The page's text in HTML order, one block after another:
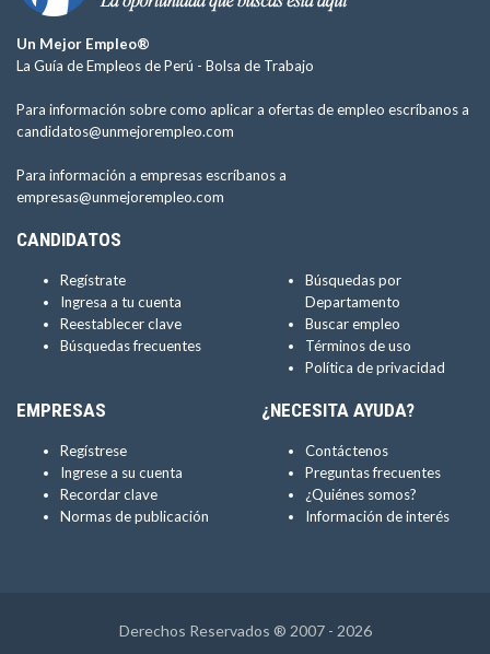
Un Mejor Empleo®
La Guía de Empleos de Perú - Bolsa de Trabajo
Para información sobre como aplicar a ofertas de empleo escríbanos a
candidatos@unmejorempleo.com
Para información a empresas escríbanos a
empresas@unmejorempleo.com
CANDIDATOS
Regístrate
Ingresa a tu cuenta
Reestablecer clave
Búsquedas frecuentes
Búsquedas por
Departamento
Buscar empleo
Términos de uso
Política de privacidad
EMPRESAS
Regístrese
Ingrese a su cuenta
Recordar clave
Normas de publicación
¿NECESITA AYUDA?
Contáctenos
Preguntas frecuentes
¿Quiénes somos?
Información de interés
Derechos Reservados ® 2007 - 2026